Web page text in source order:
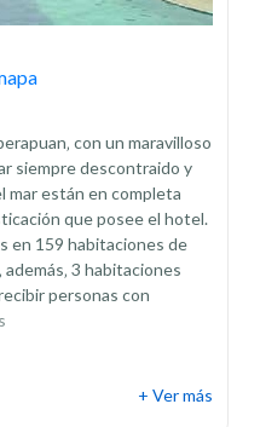
con un maravilloso
siempre descontraido y
mar están en completa
que posee el hotel.
en 159 habitaciones de
3 habitaciones
personas con
+ Ver más